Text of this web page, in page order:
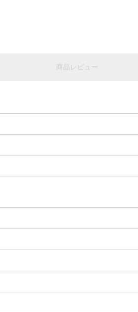
商品レビュー